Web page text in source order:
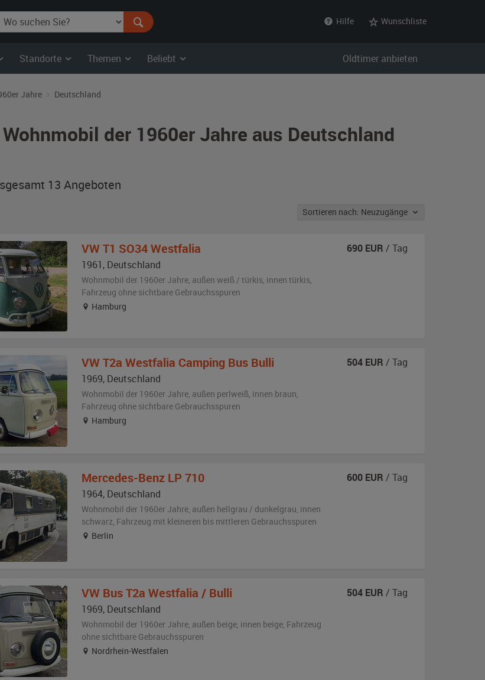
Hilfe Wunschliste
Standorte Themen Beliebt Oldtimer anbieten
Jahre Deutschland
der 1960er Jahre aus Deutschland
13 Angeboten
Sortieren nach: Neuzugänge
VW T1 SO34 Westfalia
1961, Deutschland
Wohnmobil der 1960er Jahre, außen weiß / türkis, innen türkis,
Fahrzeug ohne sichtbare Gebrauchsspuren
Hamburg
690 EUR / Tag
VW T2a Westfalia Camping Bus Bulli
1969, Deutschland
Wohnmobil der 1960er Jahre, außen perlweiß, innen braun,
Fahrzeug ohne sichtbare Gebrauchsspuren
Hamburg
504 EUR / Tag
Mercedes-Benz LP 710
1964, Deutschland
Wohnmobil der 1960er Jahre, außen hellgrau / dunkelgrau, innen
schwarz, Fahrzeug mit kleineren bis mittleren Gebrauchsspuren
Berlin
600 EUR / Tag
VW Bus T2a Westfalia / Bulli
1969, Deutschland
Wohnmobil der 1960er Jahre, außen beige, innen beige, Fahrzeug
ohne sichtbare Gebrauchsspuren
Nordrhein-Westfalen
504 EUR / Tag